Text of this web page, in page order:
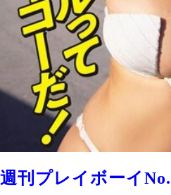
週刊プレイボーイ